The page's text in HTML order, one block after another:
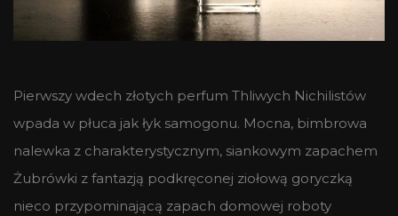
Pierwszy wdech złotych perfum Thliwych Nichilistów
wpada w płuca jak łyk samogonu. Mocna, bimbrowa
nalewka z charakterystycznym, siankowym zapachem
Żubrówki z fantazją podkręconej ziołową goryczką
nieco przypominającą zapach domowej roboty